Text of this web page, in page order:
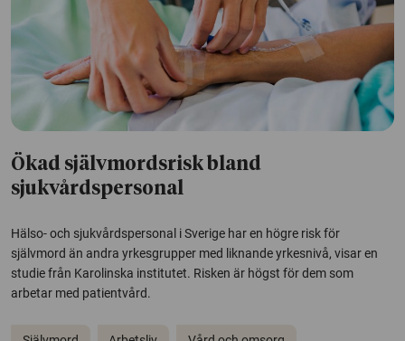
Ökad självmordsrisk bland
sjukvårdspersonal
Hälso- och sjukvårdspersonal i Sverige har en högre risk för
självmord än andra yrkesgrupper med liknande yrkesnivå, visar en
studie från Karolinska institutet. Risken är högst för dem som
arbetar med patientvård.